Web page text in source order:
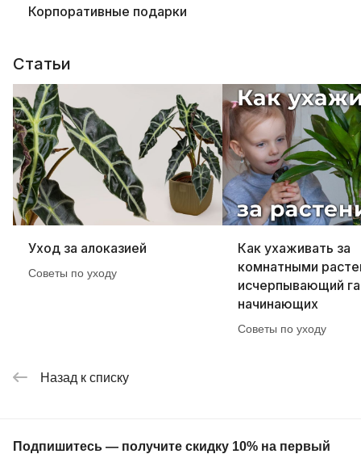
Корпоративные подарки
Статьи
Уход за алоказией
Советы по уходу
Как ухаживать за
комнатными
исчерпывающий
начинающих
Советы по уходу
Назад к списку
Подпишитесь — получите скидку 10% на первый